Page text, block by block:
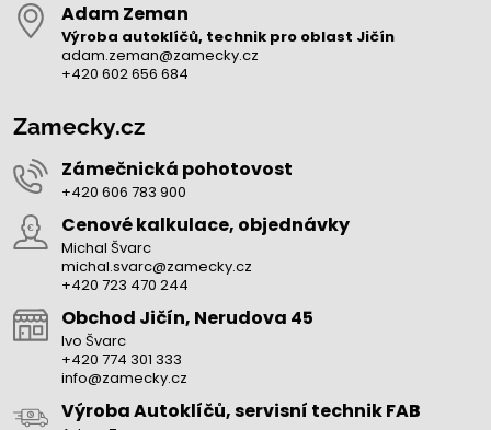
Adam Zeman
Výroba autoklíčů, technik pro oblast Jičín
adam.zeman@zamecky.cz
+420 602 656 684
Zamecky.cz
Zámečnická pohotovost
+420 606 783 900
Cenové kalkulace, objednávky
Michal Švarc
michal.svarc@zamecky.cz
+420 723 470 244
Obchod Jičín, Nerudova 45
Ivo Švarc
+420 774 301 333
info@zamecky.cz
Výroba Autoklíčů, servisní technik FAB